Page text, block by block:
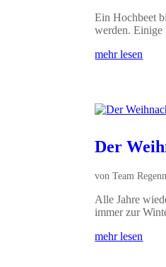
Ein Hochbeet
werden. Einige
mehr lesen
Der
vonTeam
Alle Jahre
immer zur
mehr lesen